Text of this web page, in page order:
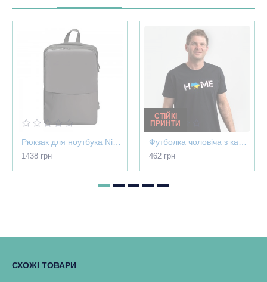
1438 грн
СТІЙКІ
ПРИНТИ
462 грн
СХОЖІ ТОВАРИ